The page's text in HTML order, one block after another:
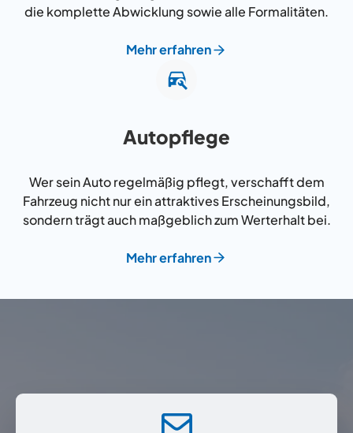
die komplette Abwicklung sowie alle Formalitäten.
Mehr erfahren
Autopflege
Wer sein Auto regelmäßig pflegt, verschafft dem
Fahrzeug nicht nur ein attraktives Erscheinungsbild,
sondern trägt auch maßgeblich zum Werterhalt bei.
Mehr erfahren